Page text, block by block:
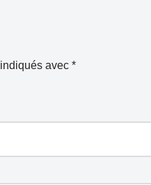
avec *